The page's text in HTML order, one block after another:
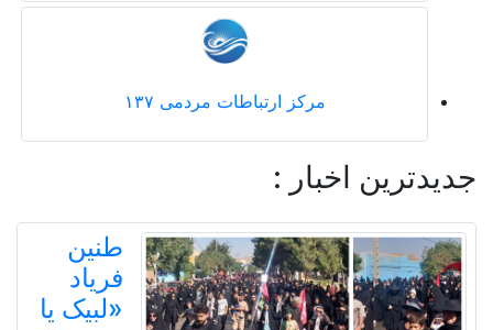
مرکز ارتباطات مردمی ۱۳۷
جدیدترین اخبار :
طنین
فریاد
«لبیک یا